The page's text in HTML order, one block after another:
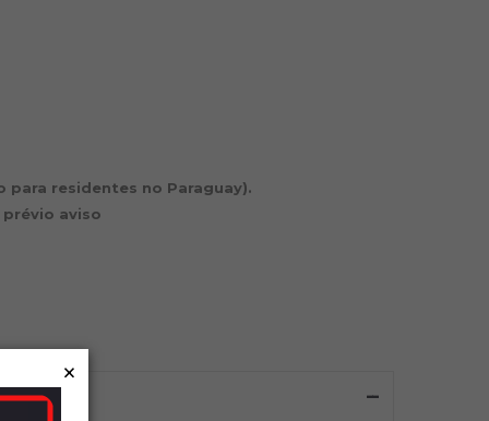
para residentes no Paraguay).
aviso
×